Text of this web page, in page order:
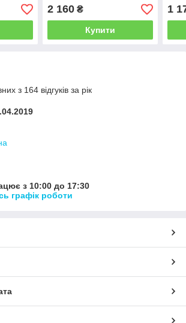
2 160₴
Купити
1
з 164 відгуків за рік
з 10:00 до 17:30
графік роботи